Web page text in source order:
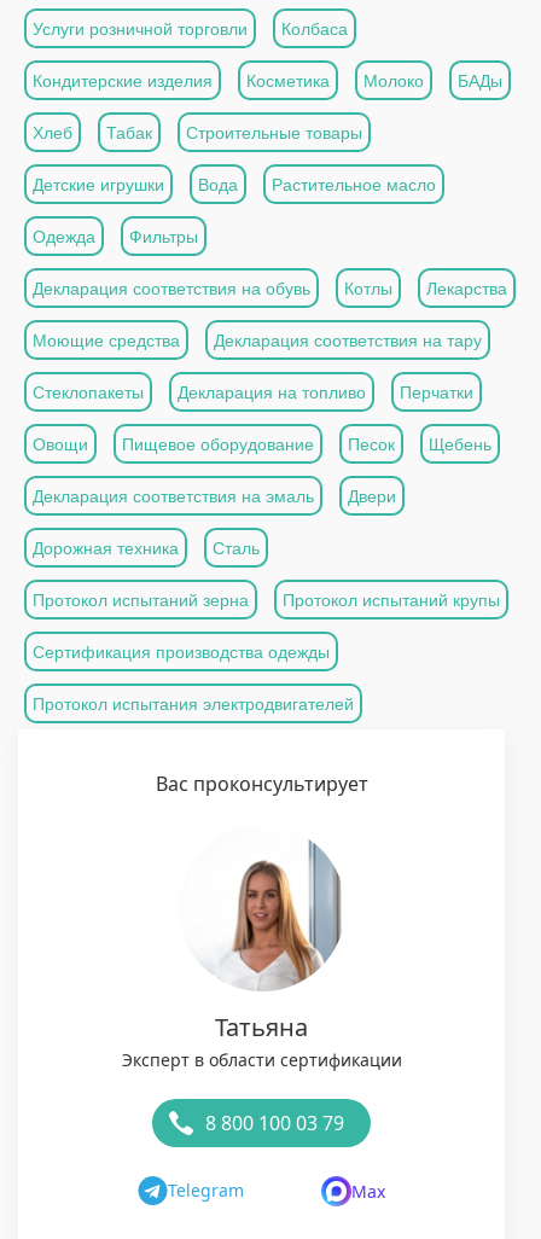
Услуги розничной торговли Колбаса
Кондитерские изделия Косметика Молоко БАДы
Хлеб Табак Строительные товары
Детские игрушки Вода Растительное масло
Одежда Фильтры
Декларация соответствия на обувь Котлы Лекарства
Моющие средства Декларация соответствия на тару
Стеклопакеты Декларация на топливо Перчатки
Овощи Пищевое оборудование Песок Щебень
Декларация соответствия на эмаль Двери
Дорожная техника Сталь
Протокол испытаний зерна Протокол испытаний крупы
Сертификация производства одежды
Протокол испытания электродвигателей
Вас проконсультирует
Татьяна
Эксперт в области сертификации
8 800 100 03 79
Telegram Max